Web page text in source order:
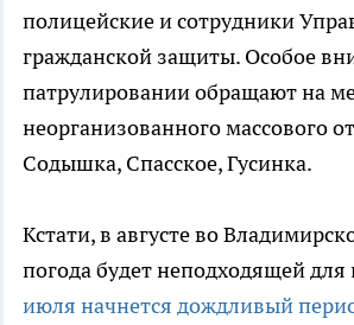
полицейские и сотрудники
гражданской защиты. Особое
патрулировании обращают на
неорганизованного массового
Содышка, Спасское, Гусинка.
Кстати, в августе во
погода будет неподходящей для
июля начнется дождливый